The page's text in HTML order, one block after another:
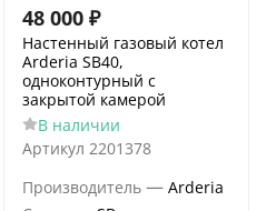
48 000 ₽
Настенный газовый котел
Arderia SB40,
одноконтурный с
закрытой камерой
В наличии
Артикул 2201378
Производитель — Arderia